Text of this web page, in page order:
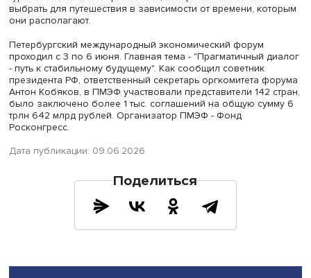
По словам вице-премьера, самый активно
путешествуем.рф подготовлены маршруты, где
зафиксированы все пункты для остановки и отдыха,
туристические точки притяжения, которые семья может
выбрать для путешествия в зависимости от времени,
они располагают.
Петербургский международный экономический форум
- путь к стабильному будущему". Как сообщил советник
Антон Кобяков, в ПМЭФ участвовали представители 142
было заключено более 1 тыс. соглашений на общую
трлн 642 млрд рублей. Организатор ПМЭФ - Фонд